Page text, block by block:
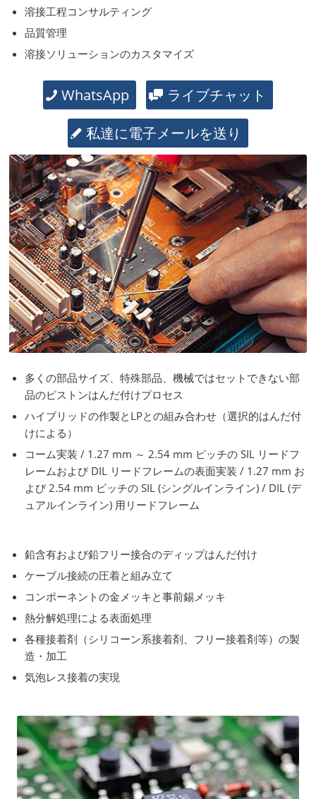
溶接工程コンサルティング
品質管理
溶接ソリューションのカスタマイズ
WhatsApp
ライブチャット
私達に電子メールを送り
多くの部品サイズ、特殊部品、機械ではセットできない部
品のピストンはんだ付けプロセス
ハイブリッドの作製とLPとの組み合わせ（選択的はんだ付
けによる）
コーム実装 / 1.27 mm ～ 2.54 mm ピッチの SIL リードフ
レームおよび DIL リードフレームの表面実装 / 1.27 mm お
よび 2.54 mm ピッチの SIL (シングルインライン) / DIL (デ
ュアルインライン) 用リードフレーム
鉛含有および鉛フリー接合のディップはんだ付け
ケーブル接続の圧着と組み立て
コンポーネントの金メッキと事前錫メッキ
熱分解処理による表面処理
各種接着剤（シリコーン系接着剤、フリー接着剤等）の製
造・加工
気泡レス接着の実現